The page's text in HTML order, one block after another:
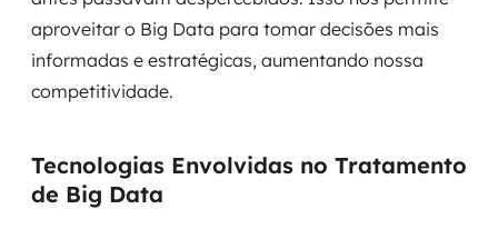
aproveitar o Big Data para tomar decisões mais
informadas e estratégicas, aumentando nossa
competitividade.
Tecnologias Envolvidas no Tratamento
de Big Data